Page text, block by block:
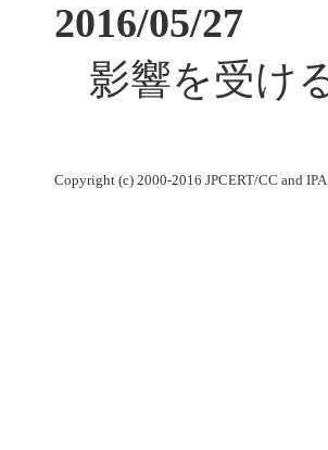
2016/05/27
影響を受け
Copyright (c) 2000-2016 JPCERT/CC and